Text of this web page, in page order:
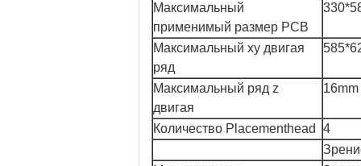
Максимальный
применимый размер PCB
Максимальный xy двигая
ряд
Максимальный ряд z
двигая
16mm
Количество Placementhead
4